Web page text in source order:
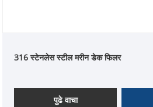
316 स्टेनलेस स्टील मरीन डेक फिलर
पुढे वाचा